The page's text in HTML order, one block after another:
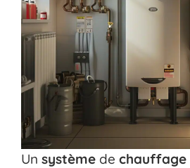
Un système de chauffage